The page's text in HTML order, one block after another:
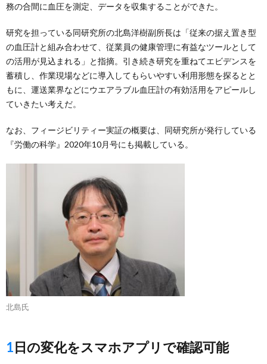
務の合間に血圧を測定、データを収集することができた。
研究を担っている同研究所の北島洋樹副所長は「従来の据え置き型
の血圧計と組み合わせて、従業員の健康管理に有益なツールとして
の活用が見込まれる」と指摘。引き続き研究を重ねてエビデンスを
蓄積し、作業現場などに導入してもらいやすい利用形態を探るとと
もに、運送業界などにウエアラブル血圧計の有効活用をアピールし
ていきたい考えだ。
なお、フィージビリティー実証の概要は、同研究所が発行している
『労働の科学』2020年10月号にも掲載している。
北島氏
1日の変化をスマホアプリで確認可能